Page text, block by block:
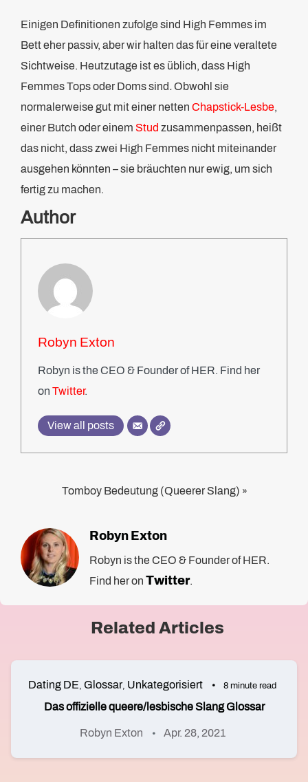
Einigen Definitionen zufolge sind High Femmes im
Bett eher passiv, aber wir halten das für eine veraltete
Sichtweise. Heutzutage ist es üblich, dass High
Femmes Tops oder Doms sind.Obwohl sie
normalerweise gut mit einer netten Chapstick-Lesbe,
einer Butch oder einem Stud zusammenpassen, heißt
das nicht, dass zwei High Femmes nicht miteinander
ausgehen könnten – sie bräuchten nur ewig, um sich
fertig zu machen.
Author
Robyn Exton
Robyn is the CEO & Founder of HER. Find her
on Twitter.
View all posts
Tomboy Bedeutung (Queerer Slang) »
Robyn Exton
Robyn is the CEO & Founder of HER.
Find her on Twitter.
Related Articles
Dating DE, Glossar, Unkategorisiert 8 minute read
Das offizielle queere/lesbische Slang Glossar
Robyn Exton Apr. 28, 2021